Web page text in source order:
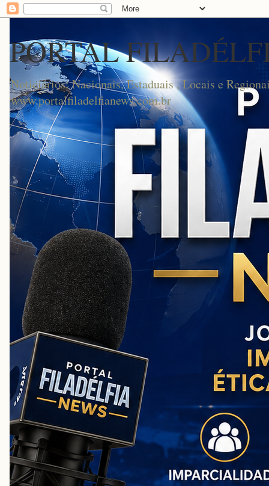
PORTAL
Noticiários: Nacionais, Estaduais , Locais e
www.portalfiladelfianews.com.br